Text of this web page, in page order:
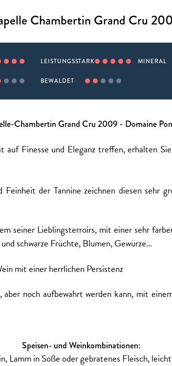
Chambertin Grand Cru
LEISTUNGSSTARK MINERAL
BEWALDET
Chambertin Grand Cru 2009 - Domaine
Finesse und Eleganz treffen, erhalten
der Tannine zeichnen diesen sehr
seiner Lieblingsterroirs, mit einer sehr
schwarze Früchte, Blumen, Gewürze...
mit einer herrlichen Persistenz
noch aufbewahrt werden kann, mit
Speisen- und Weinkombinationen:
Lamm in Soße oder gebratenes Fleisch,